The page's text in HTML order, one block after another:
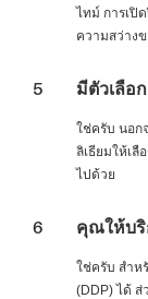
ไทม์ การเปิ
ความสว่าง
5 มีตัวเลือ
ใช่ครับ นอก
ลิเธียมให้เ
ไปด้วย
6 คุณให้บริ
ใช่ครับ สำห
(DDP) ได้ ส่